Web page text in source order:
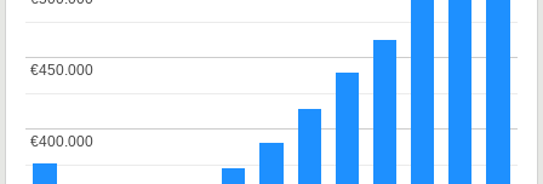
€400.000
€400.000
€450.000
€450.000